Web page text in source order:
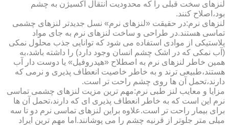
لنزهای سخت قبلی را که محدودیت انتقال اکسیژن به چشم
بود،اصلاح کنند.
لنزهای نرم:در حقیقت «لنزهای نرم» نسل جدیدتر لنزهای چشمی
تماسی هستند.در طراحی و ساخت لنزهای نرم به جای مواد
پلاستیکی از موادی استفاده می شود که توانایی جذب محلول نمکی
(آب نمکی که در اشک چشم انسان وجود دارد) را داشته باشد،به
همین خاطر لنزهای نرم به اصطلاح «هیدروفیل» یا دوست دار آب
هستند،طبیعی ترند و به خاطر خاصیت انعطاف پذیری و نرمی که
دارند،تحمل آن ها روی چشم راحت تر است.
مزایا و معایب لنز طبی نرم:مهم ترین مزیت لنزهای چشمی تماسی
نرم این است که به خاطر انعطاف پذیری ای که دارند،تحمل آن ها
برای بیمار راحت تر است.علاوه براین لنزهای تماسی نرم دو تا سه
میلی متر جلوتر از قرنیه چشم را می پوشانند.اما مهم ترین ایراد